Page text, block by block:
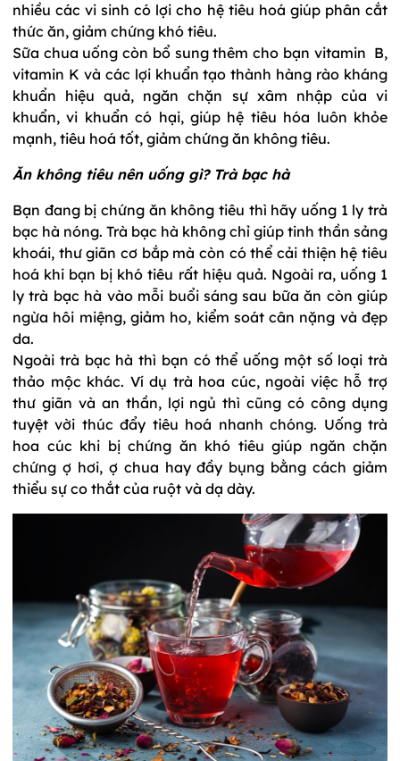
nhiều các vi sinh có lợi cho hệ tiêu hoá giúp phân cắt
thức ăn, giảm chứng khó tiêu.
Sữa chua uống còn bổ sung thêm cho bạn vitamin B,
vitamin K và các lợi khuẩn tạo thành hàng rào kháng
khuẩn hiệu quả, ngăn chặn sự xâm nhập của vi
khuẩn, vi khuẩn có hại, giúp hệ tiêu hóa luôn khỏe
mạnh, tiêu hoá tốt, giảm chứng ăn không tiêu.
Ăn không tiêu nên uống gì? Trà bạc hà
Bạn đang bị chứng ăn không tiêu thì hãy uống 1 ly trà
bạc hà nóng. Trà bạc hà không chỉ giúp tinh thần sảng
khoái, thư giãn cơ bắp mà còn có thể cải thiện hệ tiêu
hoá khi bạn bị khó tiêu rất hiệu quả. Ngoài ra, uống 1
ly trà bạc hà vào mỗi buổi sáng sau bữa ăn còn giúp
ngừa hôi miệng, giảm ho, kiểm soát cân nặng và đẹp
da.
Ngoài trà bạc hà thì bạn có thể uống một số loại trà
thảo mộc khác. Ví dụ trà hoa cúc, ngoài việc hỗ trợ
thư giãn và an thần, lợi ngủ thì cũng có công dụng
tuyệt vời thúc đẩy tiêu hoá nhanh chóng. Uống trà
hoa cúc khi bị chứng ăn khó tiêu giúp ngăn chặn
chứng ợ hơi, ợ chua hay đầy bụng bằng cách giảm
thiểu sự co thắt của ruột và dạ dày.